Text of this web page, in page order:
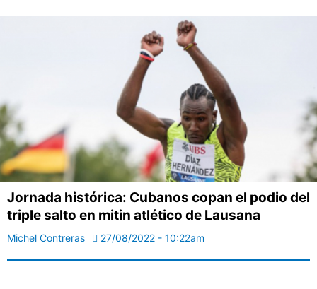
Jornada histórica: Cubanos copan el podio del
triple salto en mitin atlético de Lausana
Michel Contreras 27/08/2022 - 10:22am